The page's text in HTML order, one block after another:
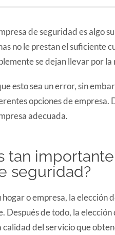
de seguridad es algo
no le prestan el suficiente
se dejan llevar por la
esto sea un error, sin
opciones de empresa.
adecuada.
tan
seguridad?
o empresa, la elección
Después de todo, la
calidad del servicio que